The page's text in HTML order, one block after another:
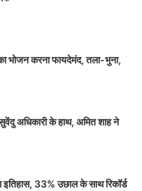
भोजन करना फायदेमंद, तला-भुना,
अधिकारी के हाथ, अमित शाह ने
33% उछाल के साथ रिकॉर्ड